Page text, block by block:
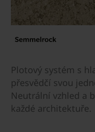
Plotový systém s
přesvědčí svou
Neutrální vzhled a
každé architektuře.